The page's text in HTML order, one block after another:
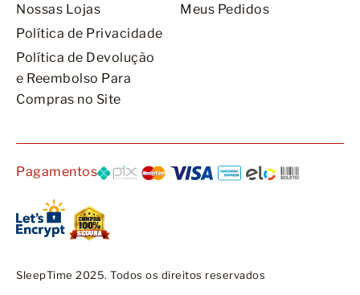
Nossas Lojas
Política de Privacidade
Política de Devolução
e Reembolso Para
Compras no Site
Meus Pedidos
Pagamentos
SleepTime 2025. Todos os direitos reservados